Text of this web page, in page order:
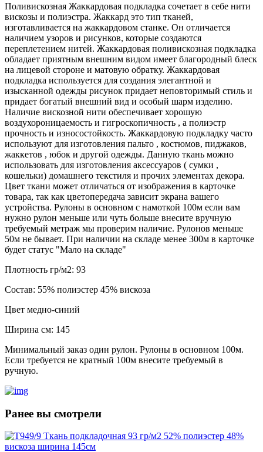
Поливискозная Жаккардовая подкладка сочетает в себе нити
вискозы и полиэстра. Жаккард это тип тканей,
изготавливается на жаккардовом станке. Он отличается
наличием узоров и рисунков, которые создаются
переплетением нитей. Жаккардовая поливискозная подкладка
обладает приятным внешним видом имеет благородный блеск
на лицевой стороне и матовую обратку. Жаккардовая
подкладка используется для создания элегантной и
изысканной одежды рисунок придает неповторимый стиль и
придает богатый внешний вид и особый шарм изделию.
Наличие вискозной нити обеспечивает хорошую
воздухороницаемость и гигроскопичность , а полиэстр
прочность и износостойкость. Жаккардовую подкладку часто
используют для изготовления пальто , костюмов, пиджаков,
жаккетов , юбок и другой одежды. Данную ткань можно
использовать для изготовления аксессуаров ( сумки ,
кошельки) домашнего текстиля и прочих элементах декора.
Цвет ткани может отличаться от изображения в карточке
товара, так как цветопередача зависит экрана вашего
устройства. Рулоны в основном с намоткой 100м если вам
нужно рулон меньше или чуть больше внесите вручную
требуемый метраж мы проверим наличие. Рулонов меньше
50м не бывает. При наличии на складе менее 300м в карточке
будет статус "Мало на складе"
Плотность гр/м2: 93
Состав: 55% полиэстер 45% вискоза
Цвет медно-синий
Ширина см: 145
Минимальный заказ один рулон. Рулоны в основном 100м.
Если требуется не кратный 100м внесите требуемый в
ручную.
Ранее вы смотрели